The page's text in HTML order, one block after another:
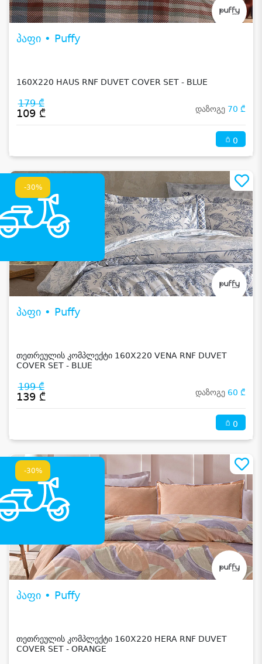
პაფი • Puffy
160X220 HAUS RNF DUVET COVER SET - BLUE
179 ₾
109 ₾ დაზოგე 70 ₾
0
-30%
პაფი • Puffy
თეთრეულის კომპლექტი 160X220 VENA RNF DUVET
COVER SET - BLUE
199 ₾
139 ₾ დაზოგე 60 ₾
0
-30%
პაფი • Puffy
თეთრეულის კომპლექტი 160X220 HERA RNF DUVET
COVER SET - ORANGE